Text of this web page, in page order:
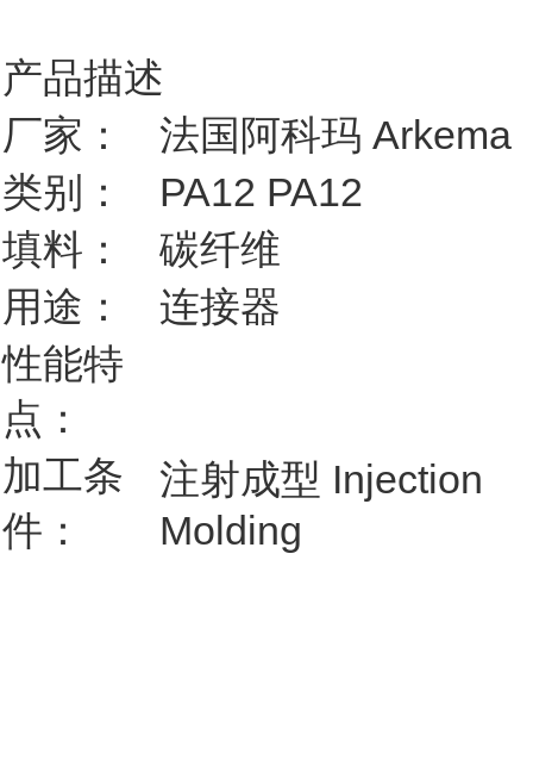
产品描述
厂家：
法国阿科玛 Arkema
类别：
PA12 PA12
填料：
碳纤维
用途：
连接器
性能特
点：
加工条
件：
注射成型 Injection
Molding